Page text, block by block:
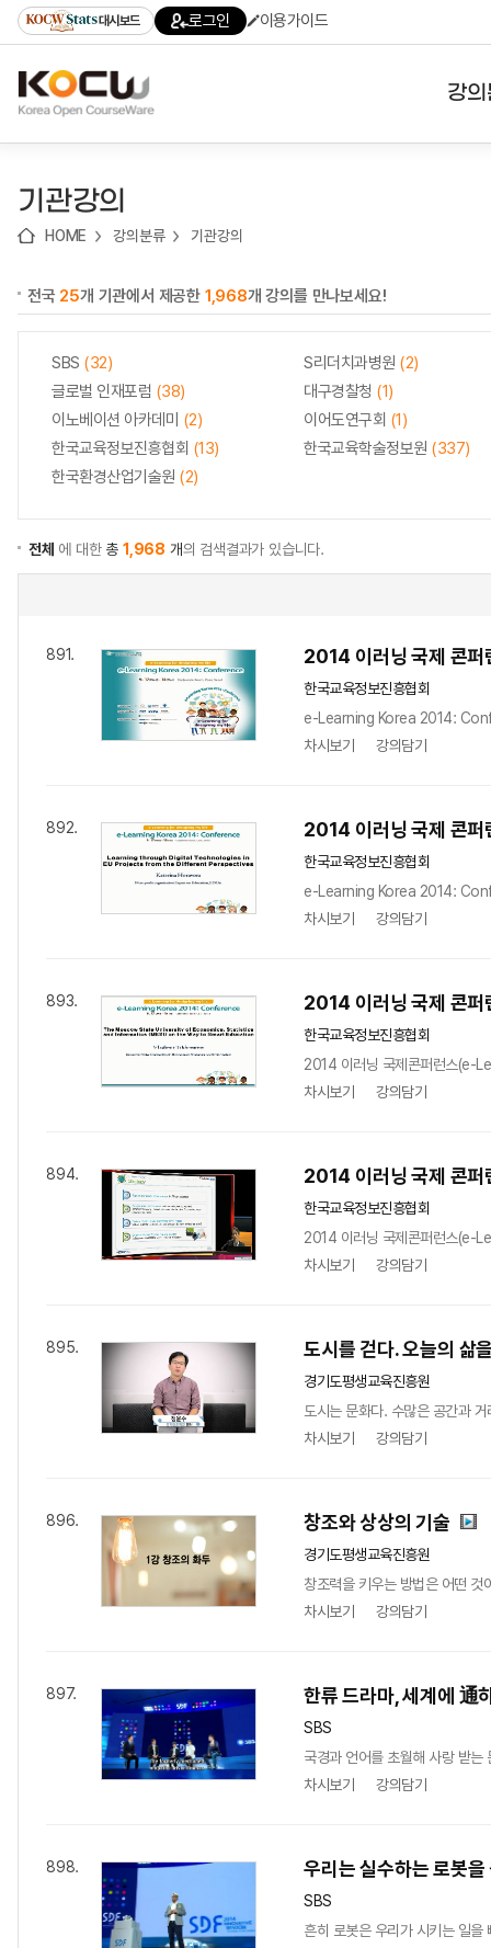
기
기
기
content)
가
대시보드 로그인 이용가이드
강
기관강의
HOME 강의분류 기관강의
전국 25개 기관에서 제공한 1,968개 강의를 만나보세요!
SBS (32) S리더치과병원 (2)
글로벌 인재포럼 (38) 대구경찰청 (1)
이노베이션 아카데미 (2) 이어도연구회 (1)
한국교육정보진흥협회 (13) 한국교육학술정보원 (337)
한국환경산업기술원 (2)
전체 에 대한총1,968 개의 검색결과가 있습니다.
891. 2014 이러닝 국제 콘
한국교육정보진흥협회
e-Learning Korea 2014:
차시보기
강의담기
892. 2014 이러닝 국제
한국교육정보진흥협회
e-Learning Korea 2014:
차시보기
강의담기
893. 2014 이러닝 국제
한국교육정보진흥협회
2014 이러닝 국제콘퍼런스
차시보기
강의담기
894. 2014 이러닝 국제
한국교육정보진흥협회
2014 이러닝 국제콘퍼런스
차시보기
강의담기
895. 도시를 걷다. 오늘의 삶
경기도평생교육진흥원
도시는 문화다. 수많은 공간과
차시보기
강의담기
896. 창조와 상상의 기술
경기도평생교육진흥원
창조력을 키우는 방법은 어떤
차시보기
강의담기
897. 한류 드라마, 세계에 通
SBS
국경과 언어를 초월해 사랑 받
차시보기
강의담기
898. 우리는 실수하는 로봇을
SBS
흔히 로봇은 우리가 시키는 일을